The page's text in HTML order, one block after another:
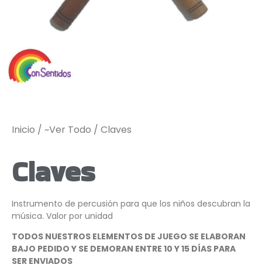
Inicio / ~Ver Todo / Claves
Claves
Instrumento de percusión para que los niños descubran la
música. Valor por unidad
TODOS NUESTROS ELEMENTOS DE JUEGO SE ELABORAN
BAJO PEDIDO Y SE DEMORAN ENTRE 10 Y 15 DÍAS PARA
SER ENVIADOS